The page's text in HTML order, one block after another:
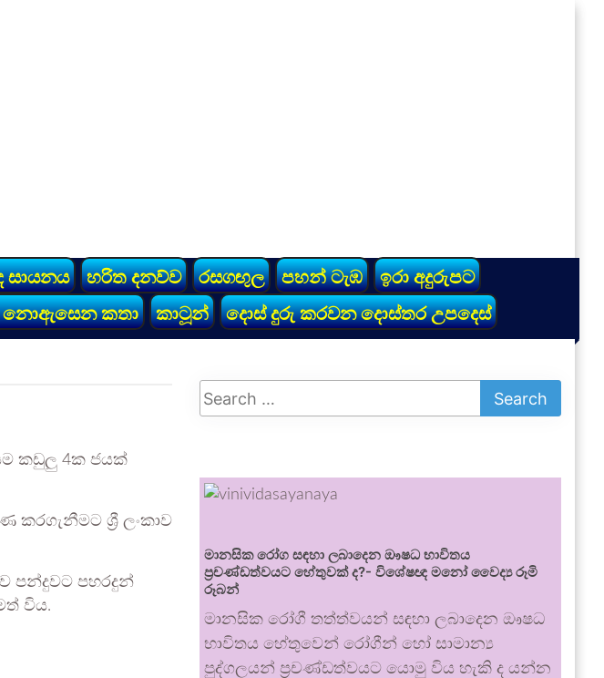
සායනය හරිත දනව්ව රසගඟුල පහන් ටැඹ
ඉරා අදුරුපට
කතා කාටූන් දොස් දුරු කරවන දොස්තර උපදෙස්
කඩුලු 4ක ජයක්
ශ්‍රී ලංකාව
පන්දුවට පහරදුන්
විය.
මානසික රෝග සඳහා ලබාදෙන ඖෂධ භාවිතය
ප්‍රචණ්ඩත්වයට හේතුවක් ද?- විශේෂඥ මනෝ වෛද්‍ය රූමි
රූබන්
මානසික රෝගී තත්ත්වයන් සඳහා ලබාදෙන ඖෂධ
භාවිතය හේතුවෙන් රෝගීන් හෝ සාමාන්‍ය
පුද්ගලයන් ප්‍රචණ්ඩත්වයට යොමු විය හැකි ද යන්න